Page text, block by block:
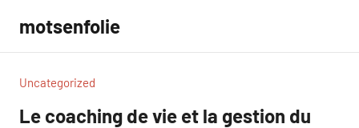
contenu
motsenfolie
Uncategorized
Le coaching de vie et la gestion du